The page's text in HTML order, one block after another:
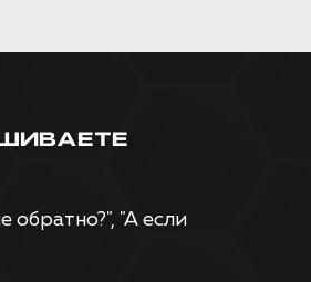
обратно?", "А если